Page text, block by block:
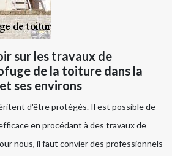
sur les travaux de
de la toiture dans la
ses environs
d'être protégés. Il est possible de
en procédant à des travaux de
nous, il faut convier des professionnels